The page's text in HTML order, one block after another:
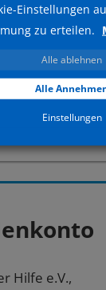
bis zu einem
senden wir Ihnen
Deshalb
lesbar einzutragen.
Hilfe e.V.,
Einstellungen
zu erteilen.
Alle ablehnen
Alle
Einstellungen